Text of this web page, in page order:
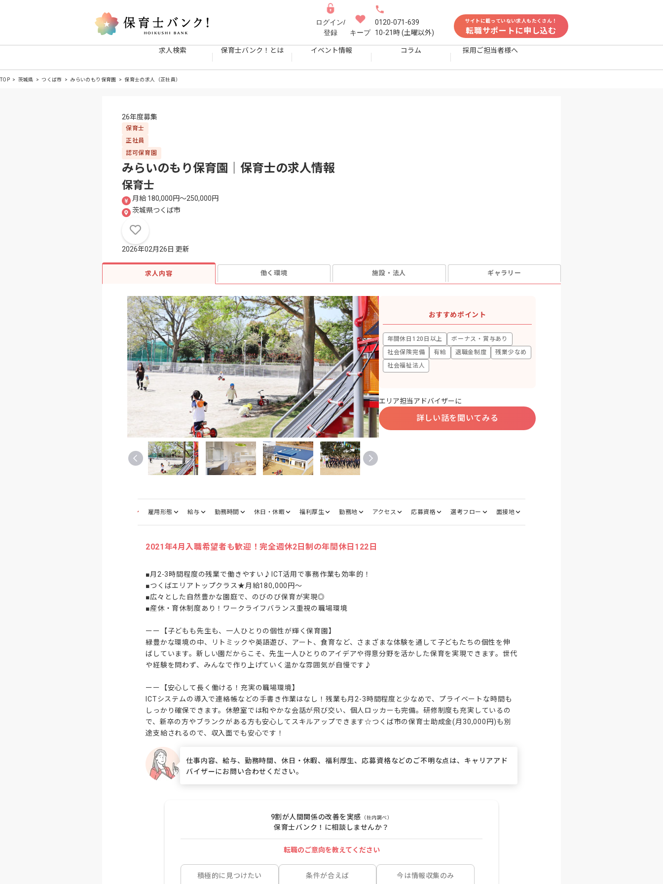
ログイン/
登録
キープ
0120-071-639
10-21時 (土曜以外)
サイトに載っていない求人もたくさん！
転職サポートに申し込む
求人検索 保育士バンク！とは イベント情報 コラム 採用ご担当者様へ
TOP 茨城県 つくば市 みらいのもり保育園 保育士の求人（正社員）
26年度募集
保育士
正社員
認可保育園
みらいのもり保育園｜保育士の求人情報
保育士
月給 180,000円〜250,000円
茨城県つくば市
2026年02月26日 更新
求人内容 働く環境 施設・法人 ギャラリー
おすすめポイント
年間休日120日以上
ボーナス・賞与あり
社会保険完備
有給 退職金制度
残業少なめ
社会福祉法人
エリア担当アドバイザーに
詳しい話を聞いてみる
雇用形態 給与 勤務時間 休日・休暇 福利厚生 勤務地 アクセス 応募資格 選考フロー 面接地
2021年4月入職希望者も歓迎！完全週休2日制の年間休日122日
■月2-3時間程度の残業で働きやすい♪ICT活用で事務作業も効率的！
■つくばエリアトップクラス★月給180,000円～
■広々とした自然豊かな園庭で、のびのび保育が実現◎
■産休・育休制度あり！ワークライフバランス重視の職場環境
ーー【子どもも先生も、一人ひとりの個性が輝く保育園】
緑豊かな環境の中、リトミックや英語遊び、アート、食育など、さまざまな体験を通して子どもたちの個性を伸
ばしています。新しい園だからこそ、先生一人ひとりのアイデアや得意分野を活かした保育を実現できます。世代
や経験を問わず、みんなで作り上げていく温かな雰囲気が自慢です♪
ーー【安心して長く働ける！充実の職場環境】
ICTシステムの導入で連絡帳などの手書き作業はなし！残業も月2-3時間程度と少なめで、プライベートな時間も
しっかり確保できます。休憩室では和やかな会話が飛び交い、個人ロッカーも完備。研修制度も充実しているの
で、新卒の方やブランクがある方も安心してスキルアップできます☆つくば市の保育士助成金(月30,000円)も別
途支給されるので、収入面でも安心です！
仕事内容、給与、勤務時間、休日・休暇、福利厚生、応募資格などのご不明な点は、キャリアアド
バイザーにお問い合わせください。
9割が人間関係の改善を実感 （社内調べ）
保育士バンク！に相談しませんか？
転職のご意向を教えてください
積極的に見つけたい 条件が合えば 今は情報収集のみ